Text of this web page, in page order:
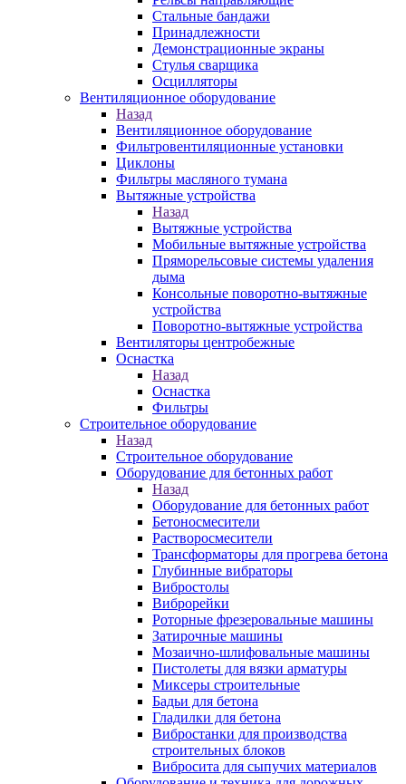
Стальные бандажи
Принадлежности
Демонстрационные экраны
Стулья сварщика
Осцилляторы
Вентиляционное оборудование
Назад
Вентиляционное оборудование
Фильтровентиляционные установки
Циклоны
Фильтры масляного тумана
Вытяжные устройства
Назад
Вытяжные устройства
Мобильные вытяжные устройства
Пряморельсовые системы удаления
дыма
Консольные поворотно-вытяжные
устройства
Поворотно-вытяжные устройства
Вентиляторы центробежные
Оснастка
Назад
Оснастка
Фильтры
Строительное оборудование
Назад
Строительное оборудование
Оборудование для бетонных работ
Назад
Оборудование для бетонных работ
Бетоносмесители
Растворосмесители
Трансформаторы для прогрева бетона
Глубинные вибраторы
Вибростолы
Виброрейки
Роторные фрезеровальные машины
Затирочные машины
Мозаично-шлифовальные машины
Пистолеты для вязки арматуры
Миксеры строительные
Бадьи для бетона
Гладилки для бетона
Вибростанки для производства
строительных блоков
Вибросита для сыпучих материалов